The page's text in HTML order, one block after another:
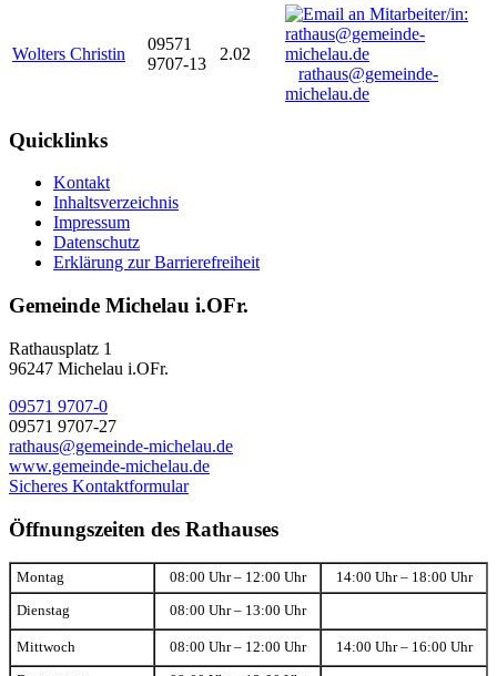
Wolters Christin
09571
9707-13
2.02
rathaus@gemeinde-
michelau.de
Quicklinks
Kontakt
Inhaltsverzeichnis
Impressum
Datenschutz
Erklärung zur Barrierefreiheit
Gemeinde Michelau i.OFr.
Rathausplatz 1
96247 Michelau i.OFr.
09571 9707-0
09571 9707-27
rathaus@gemeinde-michelau.de
www.gemeinde-michelau.de
Sicheres Kontaktformular
Öffnungszeiten des Rathauses
Montag 08:00 Uhr – 12:00 Uhr 14:00 Uhr – 18:00 Uhr
Dienstag 08:00 Uhr – 13:00 Uhr
Mittwoch 08:00 Uhr – 12:00 Uhr 14:00 Uhr – 16:00 Uhr